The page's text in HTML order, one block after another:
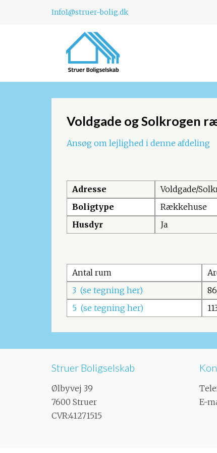
Info1@struer-bolig.dk
Voldgade og Solkrogen
Ansøg om lejlighed i denne afdeling
Adresse Voldgade/
Boligtype
Rækkehuse
Husdyr
Ja
Antal rum
3 (se tegning her)
5 (se tegning her)
Struer Boligselskab
Ølbyvej 39
7600 Struer​
CVR:41271515​
E-